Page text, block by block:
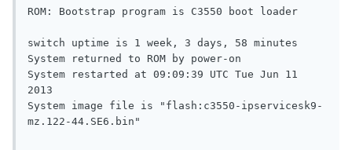
ROM: Bootstrap program is C3550 boot loader
switch uptime is 1 week, 3 days, 58 minutes
System returned to ROM by power-on
System restarted at 09:09:39 UTC Tue Jun 11
2013
System image file is "flash:c3550-ipservicesk9-
mz.122-44.SE6.bin"